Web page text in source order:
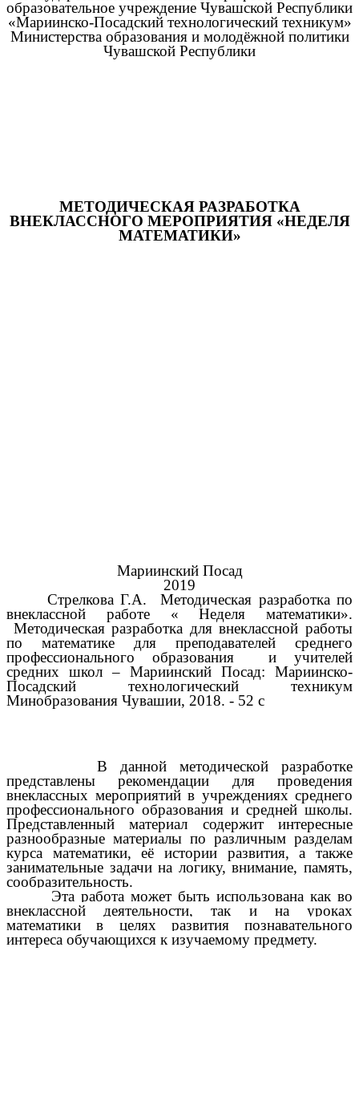
образовательное учреждение Чувашской Республики
«Мариинско-Посадский технологический техникум»
Министерства образования и молодёжной политики
Чувашской Республики
МЕТОДИЧЕСКАЯ РАЗРАБОТКА
ВНЕКЛАССНОГО МЕРОПРИЯТИЯ «НЕДЕЛЯ
МАТЕМАТИКИ»
Мариинский Посад
2019
Стрелкова Г.А. Методическая разработка по
внеклассной работе « Неделя математики».
Методическая разработка для внеклассной работы
по математике для преподавателей среднего
профессионального образования и учителей
средних школ – Мариинский Посад: Мариинско-
Посадский технологический техникум
Минобразования Чувашии, 2018. - 52 с
В данной методической разработке
представлены рекомендации для проведения
внеклассных мероприятий в учреждениях среднего
профессионального образования и средней школы.
Представленный материал содержит интересные
разнообразные материалы по различным разделам
курса математики, её истории развития, а также
занимательные задачи на логику, внимание, память,
сообразительность.
Эта работа может быть использована как во
внеклассной деятельности, так и на уроках
математики в целях развития познавательного
интереса обучающихся к изучаемому предмету.